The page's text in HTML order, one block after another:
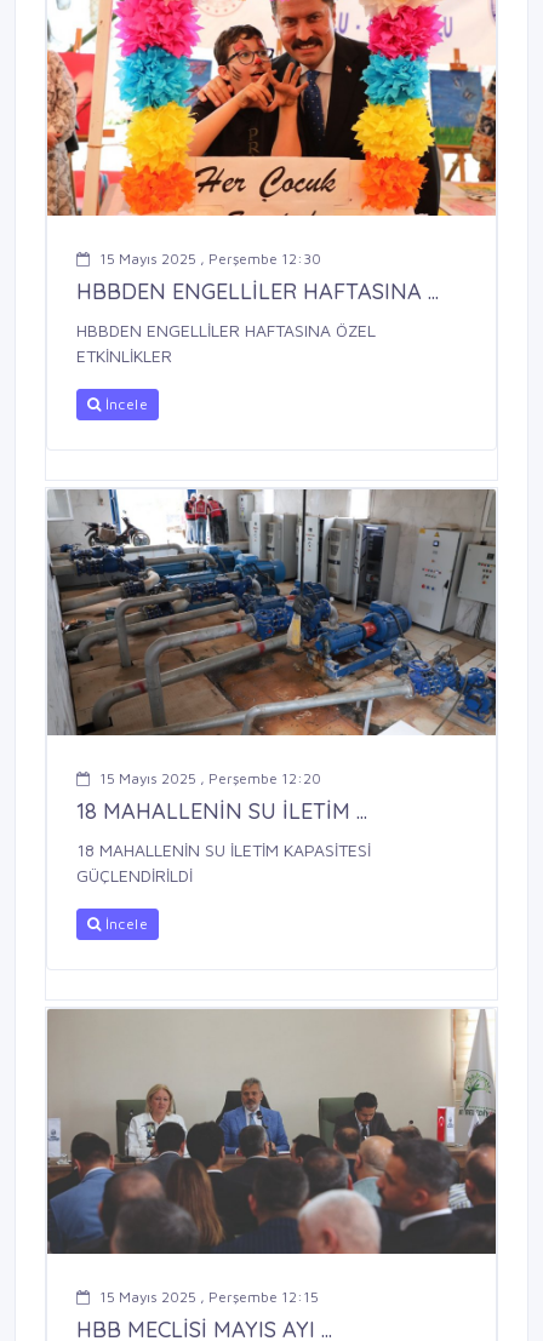
15 Mayıs 2025 , Perşembe 12:30
HBBDEN ENGELLİLER HAFTASINA ...
HBBDEN ENGELLİLER HAFTASINA ÖZEL
ETKİNLİKLER
İncele
15 Mayıs 2025 , Perşembe 12:20
18 MAHALLENİN SU İLETİM ...
18 MAHALLENİN SU İLETİM KAPASİTESİ
GÜÇLENDİRİLDİ
İncele
15 Mayıs 2025 , Perşembe 12:15
HBB MECLİSİ MAYIS AYI ...